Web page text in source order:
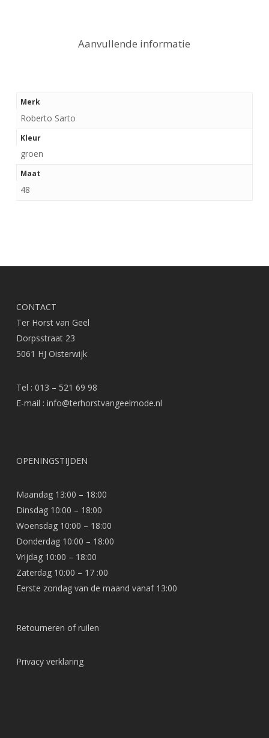
Aanvullende informatie
Merk
Roberto Sarto
Kleur
groen
Maat
48
CONTACT
Ter Horst van Geel
Dorpsstraat 23
5061 HJ Oisterwijk
Tel : 013 – 521 69 98
E-mail : info@terhorstvangeelmode.nl
OPENINGSTIJDEN
Maandag 13:00 – 18:00
Dinsdag 10:00 – 18:00
Woensdag 10:00 – 18:00
Donderdag 10:00 – 18:00
Vrijdag 10:00 – 18:00
Zaterdag 10:00 – 17 :00
Eerste zondag van de maand vanaf 13:00
Retourneren of ruilen
Privacy verklaring